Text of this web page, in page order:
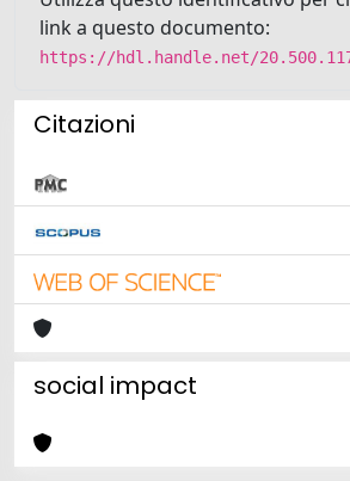
link a questo documento:
https://hdl.handle.net/
Citazioni
social impact